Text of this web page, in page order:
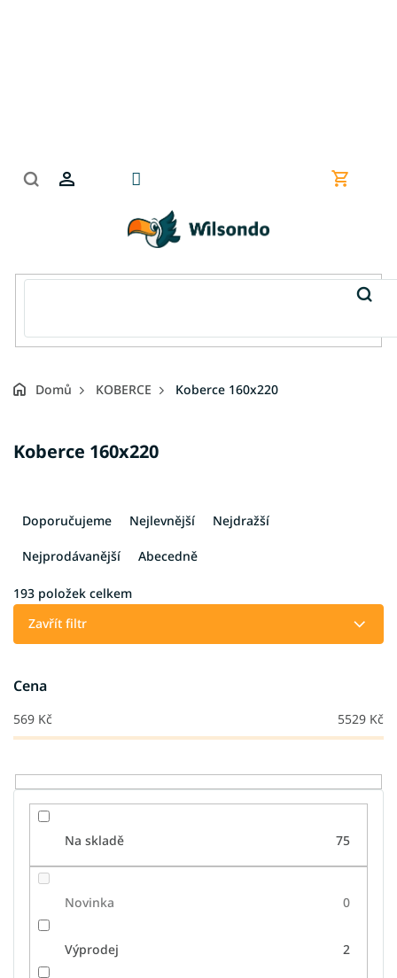
Nákupní
Domů KOBERCE Koberce 160x220
Koberce 160x220
í
p
u
k
t
Doporučujeme Nejlevnější Nejdražší
Nejprodávanější Abecedně
193 položek celkem
Zavřít filtr
Cena
569 Kč 5529 Kč
Na skladě 75
Novinka 0
Výprodej 2